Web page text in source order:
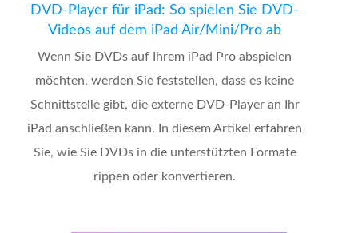
DVD-Player für iPad: So spielen Sie DVD-
Videos auf dem iPad Air/Mini/Pro ab
Wenn Sie DVDs auf Ihrem iPad Pro abspielen
möchten, werden Sie feststellen, dass es keine
Schnittstelle gibt, die externe DVD-Player an Ihr
iPad anschließen kann. In diesem Artikel erfahren
Sie, wie Sie DVDs in die unterstützten Formate
rippen oder konvertieren.